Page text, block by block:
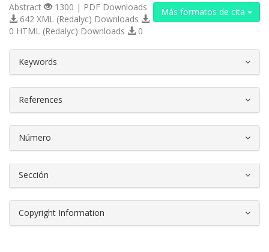
Más formatos de cita
Abstract
1300 | PDF Downloads
642 XML (Redalyc) Downloads
0 HTML (Redalyc) Downloads
0
Keywords
References
Número
Sección
Copyright Information